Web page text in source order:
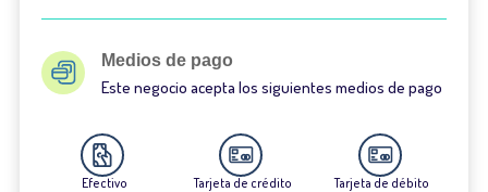
Medios de pago
Este negocio acepta los siguientes medios de pago
Efectivo Tarjeta de crédito Tarjeta de débito